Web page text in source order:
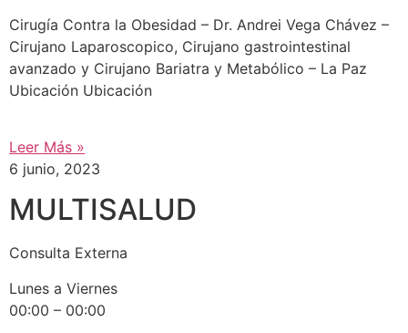
Cirugía Contra la Obesidad – Dr. Andrei Vega Chávez –
Cirujano Laparoscopico, Cirujano gastrointestinal
avanzado y Cirujano Bariatra y Metabólico – La Paz
Ubicación Ubicación
Leer Más »
6 junio, 2023
MULTISALUD
Consulta Externa
Lunes a Viernes
00:00 – 00:00